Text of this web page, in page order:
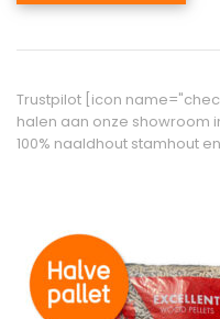
Trustpilot [icon
halen aan onze showroom
100% naaldhout stamhout